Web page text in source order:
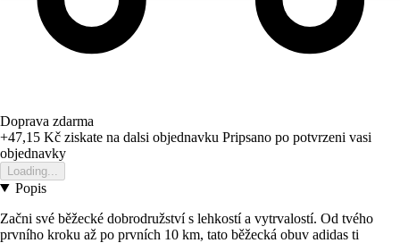
Doprava zdarma
+47,15 Kč ziskate na dalsi objednavku Pripsano po potvrzeni vasi
objednavky
Loading...
Popis
Začni své běžecké dobrodružství s lehkostí a vytrvalostí. Od tvého
prvního kroku až po prvních 10 km, tato běžecká obuv adidas ti